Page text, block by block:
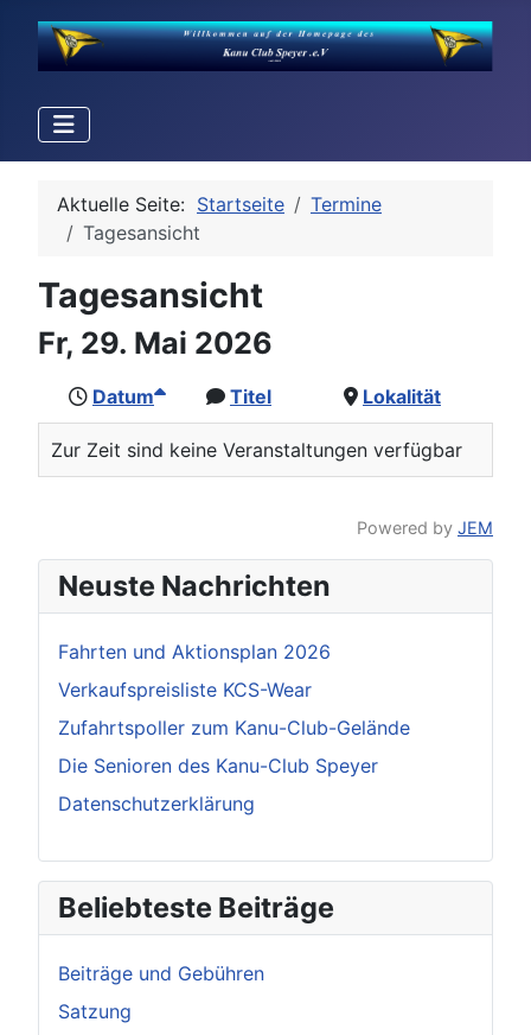
Aktuelle Seite: Startseite
Termine
Tagesansicht
Tagesansicht
Fr, 29. Mai 2026
Datum Titel Lokalität
Zur Zeit sind keine Veranstaltungen verfügbar
Powered by JEM
Neuste Nachrichten
Fahrten und Aktionsplan 2026
Verkaufspreisliste KCS-Wear
Zufahrtspoller zum Kanu-Club-Gelände
Die Senioren des Kanu-Club Speyer
Datenschutzerklärung
Beliebteste Beiträge
Beiträge und Gebühren
Satzung